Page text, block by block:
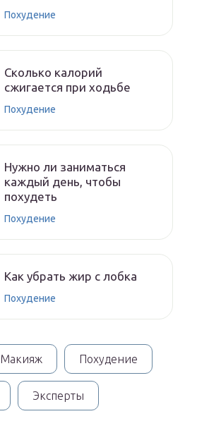
Похудение
Сколько калорий
сжигается при ходьбе
Похудение
Нужно ли заниматься
каждый день, чтобы
похудеть
Похудение
Как убрать жир с лобка
Похудение
Макияж Похудение
Эксперты